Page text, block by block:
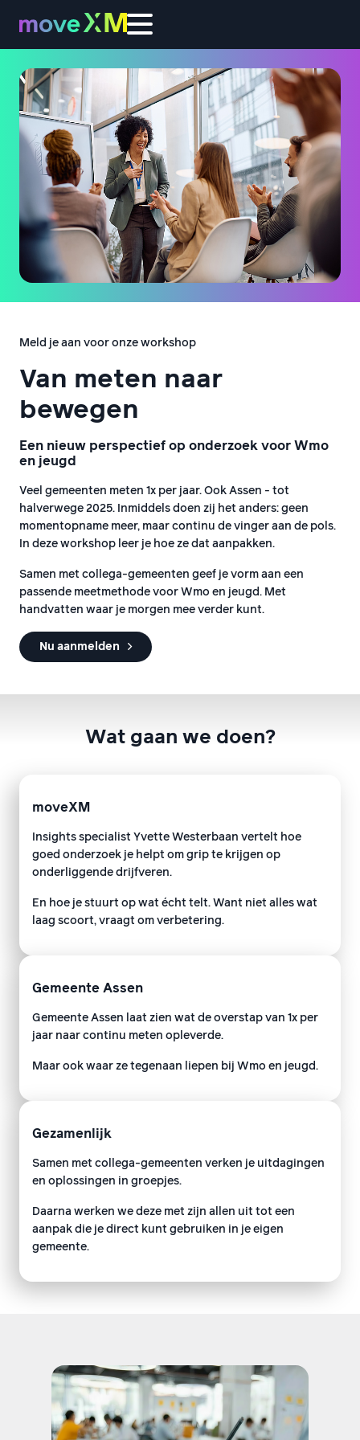
Meld je aan voor onze workshop
Van meten naar
bewegen
Een nieuw perspectief op onderzoek voor Wmo
en jeugd
Veel gemeenten meten 1x per jaar. Ook Assen - tot
halverwege 2025. Inmiddels doen zij het anders: geen
momentopname meer, maar continu de vinger aan de pols.
In deze workshop leer je hoe ze dat aanpakken.
Samen met collega-gemeenten geef je vorm aan een
passende meetmethode voor Wmo en jeugd. Met
handvatten waar je morgen mee verder kunt.
Nu aanmelden
Wat gaan we doen?
moveXM
Insights specialist Yvette Westerbaan vertelt hoe
goed onderzoek je helpt om grip te krijgen op
onderliggende drijfveren.
En hoe je stuurt op wat écht telt. Want niet alles wat
laag scoort, vraagt om verbetering.
Gemeente Assen
Gemeente Assen laat zien wat de overstap van 1x per
jaar naar continu meten opleverde.
Maar ook waar ze tegenaan liepen bij Wmo en jeugd.
Gezamenlijk
Samen met collega-gemeenten verken je uitdagingen
en oplossingen in groepjes.
Daarna werken we deze met zijn allen uit tot een
aanpak die je direct kunt gebruiken in je eigen
gemeente.